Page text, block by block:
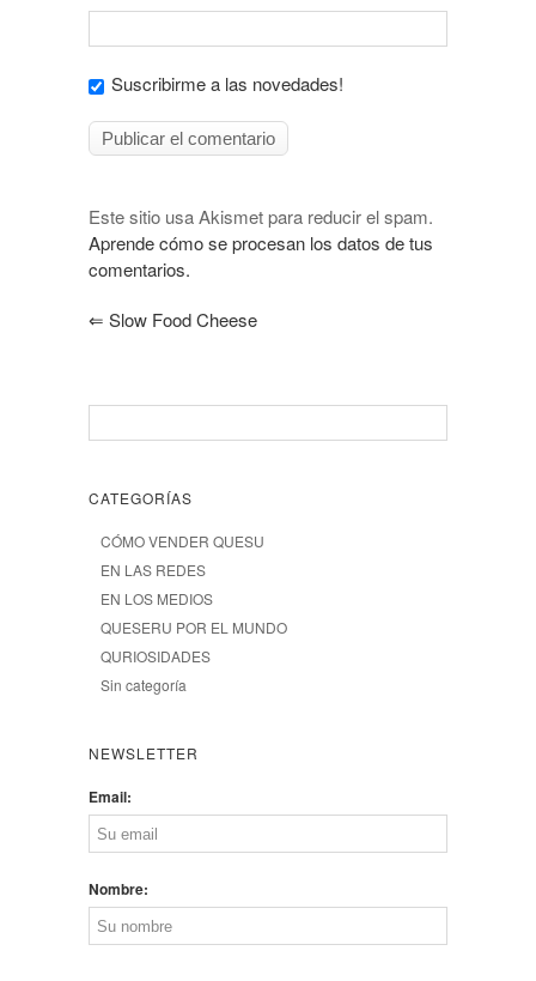
Suscribirme a las novedades!
Este sitio usa Akismet para reducir el spam.
Aprende cómo se procesan los datos de tus
comentarios.
⇐ Slow Food Cheese
CATEGORÍAS
CÓMO VENDER QUESU
EN LAS REDES
EN LOS MEDIOS
QUESERU POR EL MUNDO
QURIOSIDADES
Sin categoría
NEWSLETTER
Email:
Nombre: